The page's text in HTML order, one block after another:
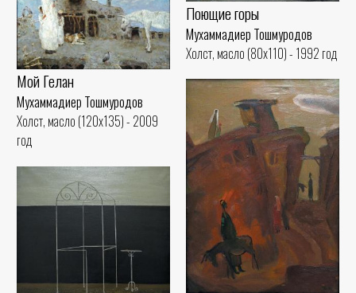
Поющие горы
Мухаммадиер Тошмуродов
Холст, масло (80x110) - 1992 год
Мой Гелан
Мухаммадиер Тошмуродов
Холст, масло (120x135) - 2009
год